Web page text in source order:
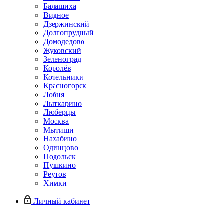
Балашиха
Видное
Дзержинский
Долгопрудный
Домодедово
Жуковский
Зеленоград
Королёв
Котельники
Красногорск
Лобня
Лыткарино
Люберцы
Москва
Мытищи
Нахабино
Одинцово
Подольск
Пушкино
Реутов
Химки
Личный кабинет